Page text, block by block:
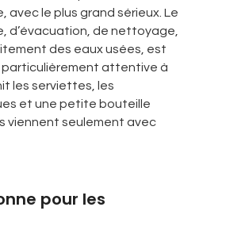
avec le plus grand sérieux. Le
d’évacuation, de nettoyage,
des eaux usées, est
particulièrement attentive à
les serviettes, les
et une petite bouteille
viennent seulement avec
pour les